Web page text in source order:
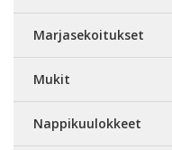
Marjasekoitukset
Mukit
Nappikuulokkeet